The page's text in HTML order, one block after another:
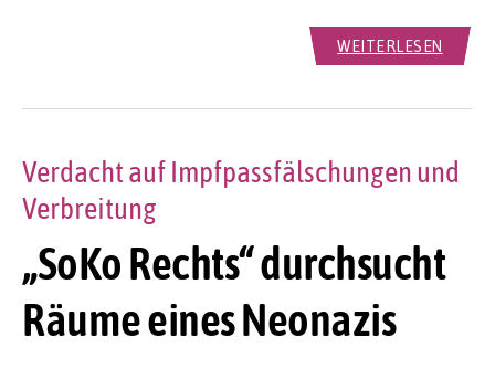
WEITERLESEN
„SoKo Rechts“ durchsucht
Räume eines Neonazis
Verdacht auf Impfpassfälschungen und
Verbreitung